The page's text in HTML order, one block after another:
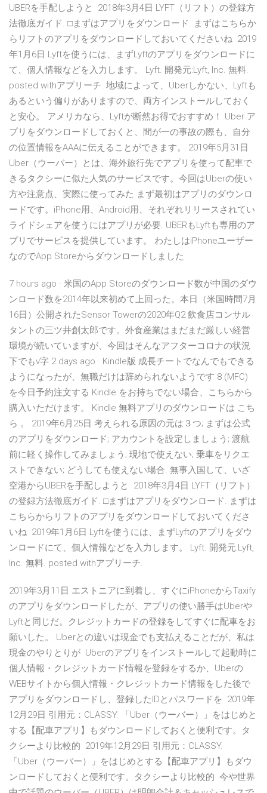
UBERを手配しようと 2018年3月4日 LYFT（リフト）の登録方
法徹底ガイド. □まずはアプリをダウンロード. まずはこちらか
らリフトのアプリをダウンロードしておいてくださいね 2019
年1月6日 Lyftを使うには、まずLyftのアプリをダウンロードに
て、個人情報などを入力します。 Lyft. 開発元:Lyft, Inc. 無料.
posted withアプリーチ. 地域によって、Uberしかない、Lyftも
あるという偏りがありますので、両方インストールしておく
と安心。 アメリカなら、Lyftが断然お得でおすすめ！ Uber ア
プリをダウンロードしておくと、間が一の事故の際も、自分
の位置情報をAAAに伝えることができます。 2019年5月31日
Uber（ウーバー）とは、海外旅行先でアプリを使って配車で
きるタクシーに似た人気のサービスです。今回はUberの使い
方や注意点、実際に使ってみた まず最初はアプリのダウンロ
ードです。iPhone用、Android用、それぞれリリースされてい
ライドシェアを使うにはアプリが必要. UBERもLyftも専用のア
プリでサービスを提供しています。 わたしはiPhoneユーザー
なのでApp Storeからダウンロードしました
7 hours ago · 米国のApp Storeのダウンロード数が中国のダウ
ンロード数を2014年以来初めて上回った。本日（米国時間7月
16日）公開されたSensor Towerの2020年Q2 飲食店コンサル
タントの三ツ井創太郎です。外食産業はまだまだ厳しい経営
環境が続いていますが、今回はそんなアフターコロナの状況
下でもv字 2 days ago · Kindle版 成長チートでなんでもできる
ようになったが、無職だけは辞められないようです 8 (MFC)
を今日予約注文する Kindle をお持ちでない場合、こちらから
購入いただけます。 Kindle 無料アプリのダウンロードは こち
ら 。 2019年6月25日 考えられる原因の元は３つ; まずは公式
のアプリをダウンロード; アカウントを設定しましょう; 渡航
前に軽く操作してみましょう; 現地で使えない; 乗車をリクエ
ストできない; どうしても使えない場合. 無事入国して、いざ
空港からUBERを手配しようと 2018年3月4日 LYFT（リフト）
の登録方法徹底ガイド. □まずはアプリをダウンロード. まずは
こちらからリフトのアプリをダウンロードしておいてくださ
いね 2019年1月6日 Lyftを使うには、まずLyftのアプリをダウ
ンロードにて、個人情報などを入力します。 Lyft. 開発元:Lyft,
Inc. 無料. posted withアプリーチ.
2019年3月11日 エストニアに到着し、すぐにiPhoneからTaxify
のアプリをダウンロードしたが、アプリの使い勝手はUberや
Lyftと同じだ。クレジットカードの登録をしてすぐに配車をお
願いした。 Uberとの違いは現金でも支払えることだが、私は
現金のやりとりが Uberのアプリをインストールして起動時に
個人情報・クレジットカード情報を登録をするか、Uberの
WEBサイトから個人情報・クレジットカード情報をした後で
アプリをダウンロードし、登録したIDとパスワードを 2019年
12月29日 引用元：CLASSY. 「Uber（ウーバー）」をはじめと
する【配車アプリ】もダウンロードしておくと便利です。タ
クシーより比較的 2019年12月29日 引用元：CLASSY.
「Uber（ウーバー）」をはじめとする【配車アプリ】もダウ
ンロードしておくと便利です。タクシーより比較的 今や世界